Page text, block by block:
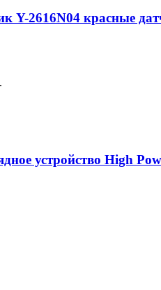
Y-2616N04 красные
устройство High